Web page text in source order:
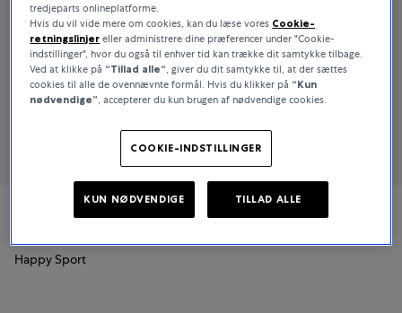
Chopard
Happy Sport
tredjeparts onlineplatforme.
Hvis du vil vide mere om cookies, kan du læse vores Cookie-
retningslinjer eller administrere dine præferencer under "Cookie-
indstillinger", hvor du også til enhver tid kan trække dit samtykke tilbage.
Ved at klikke på “Tillad alle“ , giver du dit samtykke til, at der sættes
cookies til alle de ovennævnte formål. Hvis du klikker på “Kun
nødvendige” , accepterer du kun brugen af nødvendige cookies.
COOKIE-INDSTILLINGER
KUN NØDVENDIGE TILLAD ALLE